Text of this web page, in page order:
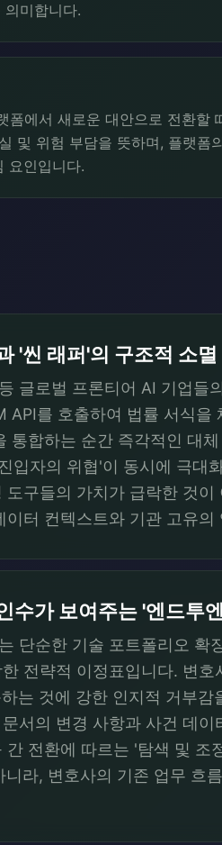
미합니다.
폼에서 새로운 대안으로 전환할
및 위험 부담을 뜻하며, 플랫폼
요인입니다.
'씬 래퍼'의 구조적 소멸
글로벌 프론티어 AI 기업들
API를 호출하여 법률 서식
통합하는 순간 즉각적인 대
입자의 위협'이 동시에 극대
도구들의 가치가 급락한 것
이터 컨텍스트와 기관 고유
수가 보여주는 '엔드투
단순한 기술 포트폴리오
전략적 이정표입니다. 변
는 것에 강한 인지적 거부
서의 변경 사항과 사건 데
간 전환에 따르는 '탐색 및
라, 변호사의 기존 업무 흐